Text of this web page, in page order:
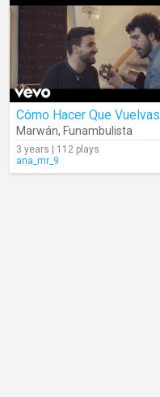
Cómo Hacer Que Vuelvas
Marwán, Funambulista
3 years | 112 plays
ana_mr_9